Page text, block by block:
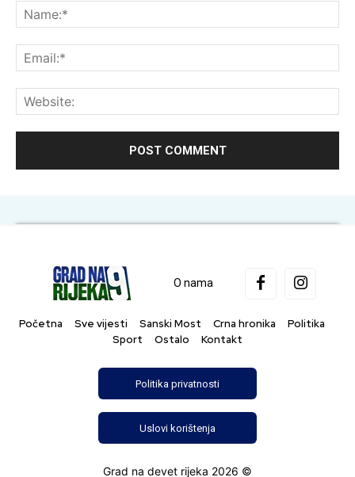
O nama
Početna Sve vijesti Sanski Most Crna hronika
Politika
Sport
Ostalo Kontakt
Politika privatnosti
Uslovi korištenja
Grad na devet rijeka 2026 ©